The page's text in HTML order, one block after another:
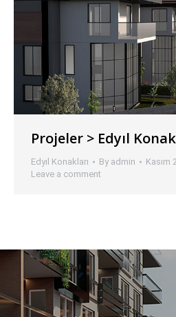
Projeler > Edyıl
Edyıl Konakları By admin
Kasım
Leave a comment